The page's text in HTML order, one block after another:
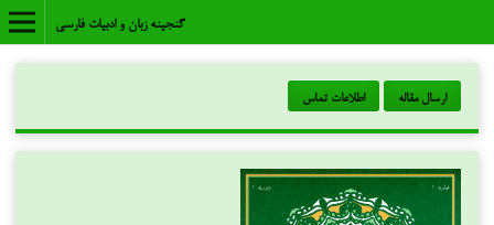
گنجینه زبان و ادبیات فارسی
ارسال مقاله اطلاعات تماس